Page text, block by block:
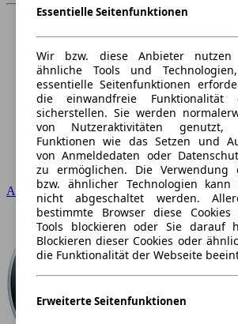
Audi
Essentielle Seitenfunktionen
Wir bzw. diese Anbieter nutzen
ähnliche Tools und
essentielle Seitenfunktionen
die einwandfreie Funktionalität
sicherstellen. Sie werden
von Nutzeraktivitäten
Funktionen wie das Setzen und
von Anmeldedaten oder
zu ermöglichen. Die Verwendung
bzw. ähnlicher Technologien kann
nicht abgeschaltet werden.
bestimmte Browser diese
Tools blockieren oder Sie darauf
Blockieren dieser Cookies oder
die Funktionalität der Webseite
Erweiterte Seitenfunktionen